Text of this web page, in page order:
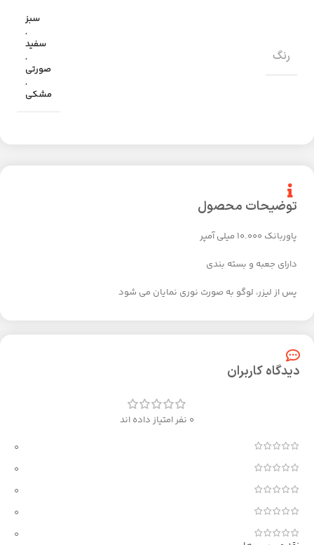
توضیحات محصول
پاوربانک 10.000 میلی آمپر
دارای جعبه و بسته بندی
پس از لیزر، لوگو به صورت نوری نمایان می شود
رنگ
سبز
,
سفید
,
صورتی
,
مشکی
دیدگاه کاربران
0 نفر امتیاز داده اند
0
0
0
0
0